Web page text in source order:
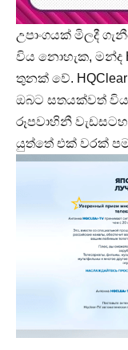
උපාංගයක් මිලදී
විය නොහැක, මන්ද
තුනක් වේ.
ඔබට සතයක්වත්
රූපවාහිනී
යුත්තේ එක් වරක්